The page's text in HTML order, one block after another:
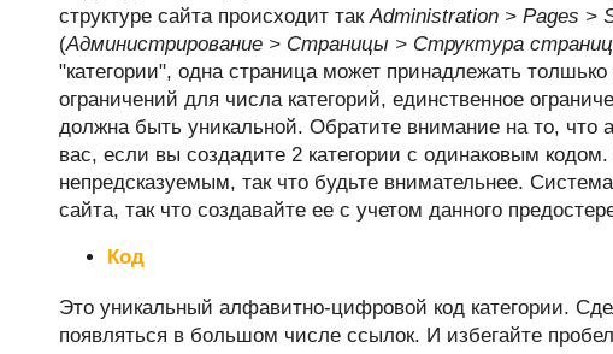
структуре сайта происходит так Administration > Pages >
(Администрирование > Страницы > Структура страниц
"категории", одна страница может принадлежать
ограничений для числа категорий, единственное
должна быть уникальной. Обратите внимание на то, что
вас, если вы создадите 2 категории с одинаковым
непредсказуемым, так что будьте внимательнее.
сайта, так что создавайте ее с учетом данного
Код
Это уникальный алфавитно-цифровой код категории.
появляться в большом числе ссылок. И избегайте